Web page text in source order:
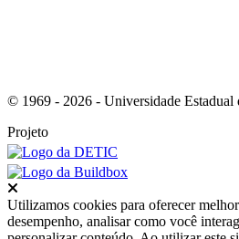
© 1969 - 2026 - Universidade Estadual
Projeto
Utilizamos cookies para oferecer
desempenho, analisar como você